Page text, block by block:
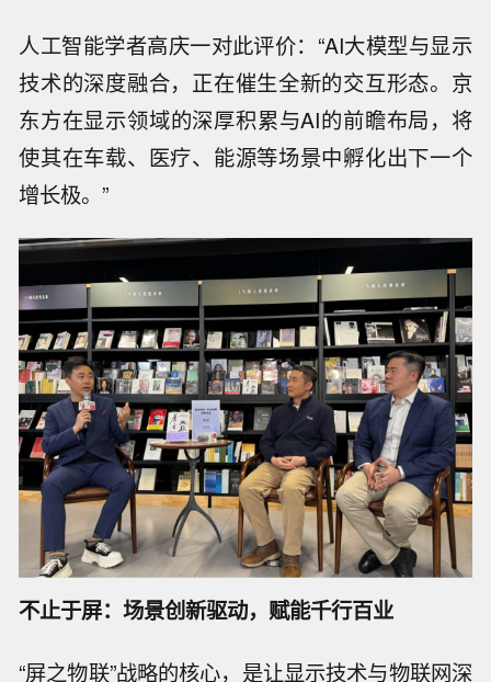
人工智能学者高庆一对此评价：“AI大模型与显示
技术的深度融合，正在催生全新的交互形态。京
东方在显示领域的深厚积累与AI的前瞻布局，将
使其在车载、医疗、能源等场景中孵化出下一个
增长极。”
不止于屏：场景创新驱动，赋能千行百业
“屏之物联”战略的核心，是让显示技术与物联网深